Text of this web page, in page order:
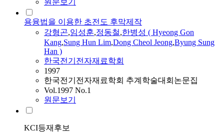
원문보기
용융법을 이용한 초전도 후막제작
강형곤,임성훈,정동철,한병성 ( Hyeong Gon
Kang,Sung Hun Lim,Dong Cheol Jeong,Byung Sung
Han )
한국전기전자재료학회
1997
한국전기전자재료학회 추계학술대회논문집
Vol.1997 No.1
원문보기
KCI등재후보